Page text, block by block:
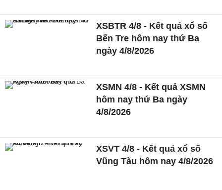
XSBTR 4/8 - Kết quả xổ số
Bến Tre hôm nay thứ Ba
ngày 4/8/2026
XSMN 4/8 - Kết quả XSMN
hôm nay thứ Ba ngày
4/8/2026
XSVT 4/8 - Kết quả xổ số
Vũng Tàu hôm nay 4/8/2026